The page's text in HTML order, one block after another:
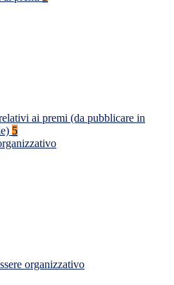
ai premi (da pubblicare in
5
organizzativo